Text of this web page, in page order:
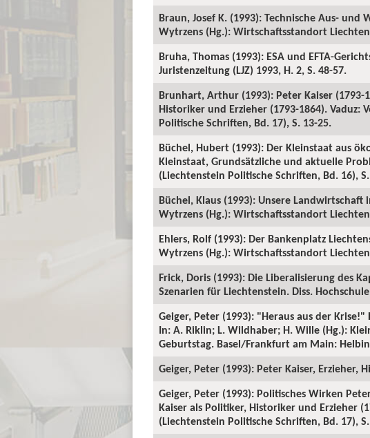
Braun, Josef K. (1993): Technische Aus-
Wytrzens (Hg.): Wirtschaftsstandort
Bruha, Thomas (1993): ESA und EFTA-
Juristenzeitung (LJZ) 1993, H. 2, S. 48-57.
Brunhart, Arthur (1993): Peter Kaiser (1793-
Historiker und Erzieher (1793-1864). Vaduz:
Politische Schriften, Bd. 17), S. 13-25.
Büchel, Hubert (1993): Der Kleinstaat aus
Kleinstaat, Grundsätzliche und aktuelle
(Liechtenstein Politische Schriften, Bd. 16),
Büchel, Klaus (1993): Unsere
Wytrzens (Hg.): Wirtschaftsstandort
Ehlers, Rolf (1993): Der Bankenplatz
Wytrzens (Hg.): Wirtschaftsstandort
Frick, Doris (1993): Die Liberalisierung des
Szenarien für Liechtenstein. Diss.
Geiger, Peter (1993): "Heraus aus der
In: A. Riklin; L. Wildhaber; H. Wille (Hg.):
Geburtstag. Basel/Frankfurt am Main:
Geiger, Peter (1993): Peter Kaiser, Erzieher,
Geiger, Peter (1993): Politisches Wirken
Kaiser als Politiker, Historiker und Erzieher
(Liechtenstein Politische Schriften, Bd. 17),